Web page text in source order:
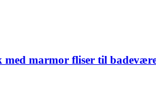
marmor fliser til